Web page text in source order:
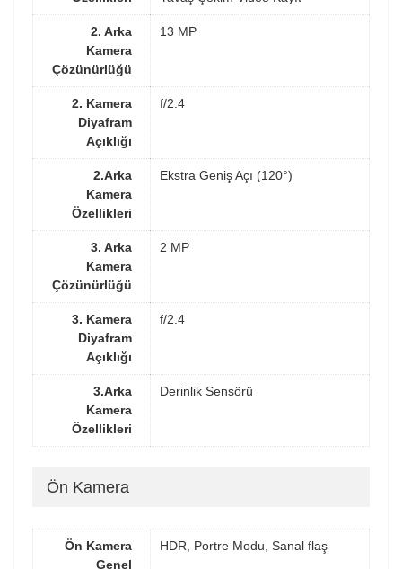
2. Arka
Kamera
Çözünürlüğü
13 MP
2. Kamera
Diyafram
Açıklığı
f/2.4
2.Arka
Kamera
Özellikleri
Ekstra Geniş Açı (120°)
3. Arka
Kamera
Çözünürlüğü
2 MP
3. Kamera
Diyafram
Açıklığı
f/2.4
3.Arka
Kamera
Özellikleri
Derinlik Sensörü
Ön Kamera
Ön Kamera
Genel
HDR, Portre Modu, Sanal flaş